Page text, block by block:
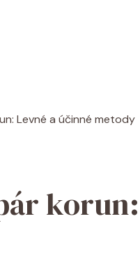
Levné a účinné metody